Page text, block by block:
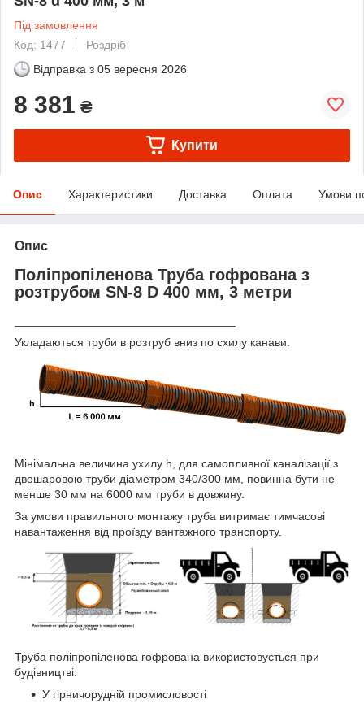
Під замовлення
Код: 1477
Роздріб
Відправка з 05 вересня 2026
8 381 ₴
Купити
Опис Характеристики Доставка Оплата Умови
Опис
Поліпропіленова Труба гофрована з
розтрубом SN-8 D 400 мм, 3 метри
Укладаються труби в розтруб вниз по схилу канави.
Мінімальна величина ухилу h, для самопливної каналізації з
двошаровою труби діаметром 340/300 мм, повинна бути не
менше 30 мм на 6000 мм труби в довжину.
За умови правильного монтажу труба витримає тимчасові
навантаження від проїзду вантажного транспорту.
Труба поліпропіленова гофрована використовується при
будівництві:
У гірничорудній промисловості